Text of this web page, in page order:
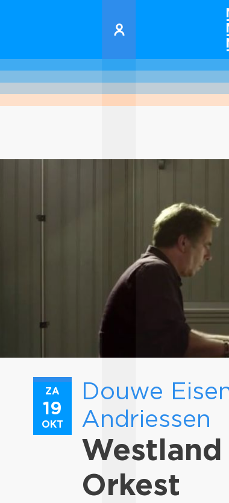
ZA
19
OKT
Douwe
Andriessen
Orkest